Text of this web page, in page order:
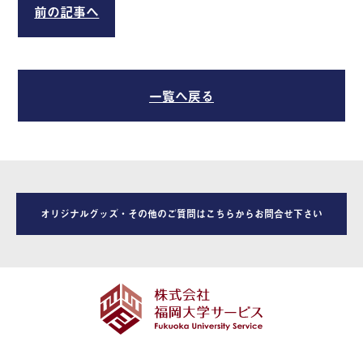
前の記事へ
一覧へ戻る
オリジナルグッズ・その他のご質問はこちらからお問合せ下さい